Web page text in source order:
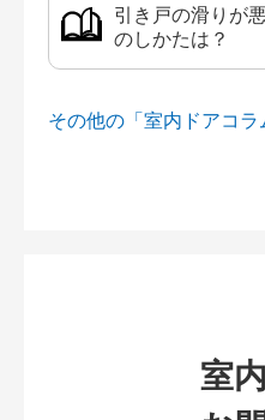
引き戸の滑りが
のしかたは？
その他の「室内ドアコ
室